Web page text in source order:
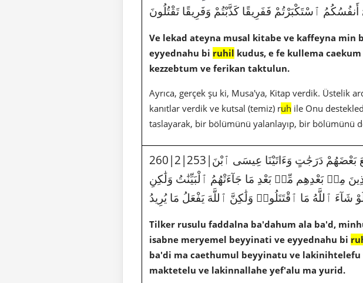
ٱسْتَكْبَرْتُمْ فَفَرِيقًا كَذَّبْتُمْ وَفَرِيقًا تَقْتُلُونَ
Ve lekad ateyna musal kitabe ve kaffeyna
eyyednahu bi ruhil kudus, e fe kullema
kezzebtum ve ferikan taktulun.
Ayrıca, gerçek şu ki, Musa'ya, Kitap verdik. Üstelik
kanıtlar verdik ve kutsal (temiz) ruh ile Onu
taslayarak, bir bölümünü yalanlayıp, bir bölümünü
260|2|253|تِلْكَ ٱلرُّسُلُ فَضَّلْنَا بَعْضَهُمْ عَلَىٰ بَعْضٍ مِّنْهُم مَّن كَلَّمَ ٱللَّهُ وَرَفَعَ بَعْضَهُمْ دَرَجَٰتٍ وَءَاتَيْنَا عِيسَى ٱبْنَ
مِنۢ بَعْدِهِم مِّنۢ بَعْدِ مَا جَآءَتْهُمُ ٱلْبَيِّنَٰتُ وَلَٰكِنِ
ٱللَّهُ مَا ٱقْتَتَلُوا۟ وَلَٰكِنَّ ٱللَّهَ يَفْعَلُ مَا يُرِيدُ
Tilker rusulu faddalna ba'dahum ala ba'd,
isabne meryemel beyyinati ve eyyednahu bi
ba'di ma caethumul beyyinatu ve
maktetelu ve lakinnallahe yef'alu ma yurid.